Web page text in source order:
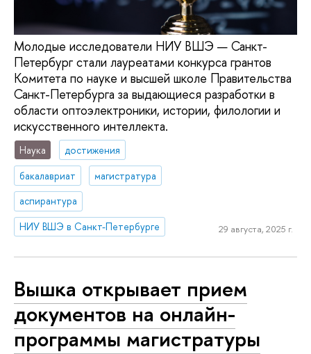
Молодые исследователи НИУ ВШЭ — Санкт-
Петербург стали лауреатами конкурса грантов
Комитета по науке и высшей школе Правительства
Санкт-Петербурга за выдающиеся разработки в
области оптоэлектроники, истории, филологии и
искусственного интеллекта.
Наука
достижения
бакалавриат
магистратура
аспирантура
НИУ ВШЭ в Санкт-Петербурге
29 августа, 2025 г.
Вышка открывает прием
документов на онлайн-
программы магистратуры